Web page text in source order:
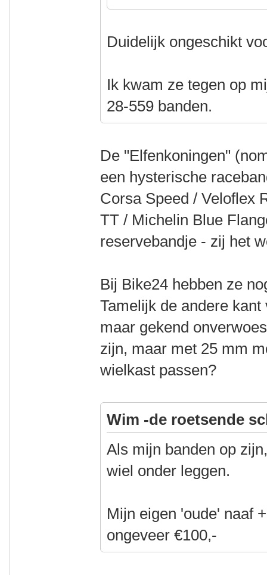
Duidelijk ongeschikt
Ik kwam ze tegen op
28-559 banden.
De "Elfenkoningen"
een hysterische
Corsa Speed / Veloflex
TT / Michelin Blue
reservebandje - zij het
Bij Bike24 hebben ze
Tamelijk de andere
maar gekend
zijn, maar met 25 mm
wielkast passen?
Wim -de roetsende
Als mijn banden op
wiel onder leggen.
Mijn eigen 'oude' naaf
ongeveer €100,-